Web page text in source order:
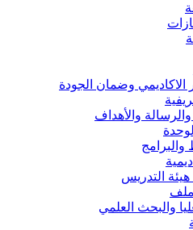
الاكاديمي وضمان الجودة
والرسالة والأهداف
والبرامج
هيئة التدريس
ملف
والبحث العلمي